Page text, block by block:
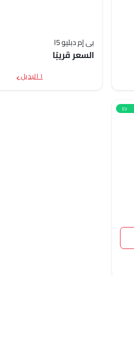
بي إم دبليو I5
السعر قريبًا
١ البديل
EV